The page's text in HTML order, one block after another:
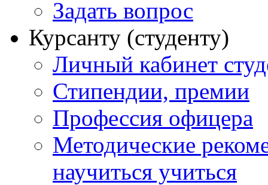
Задать вопрос
Курсанту (студенту)
Личный кабинет
Стипендии, премии
Профессия офицера
Методические
научиться учиться